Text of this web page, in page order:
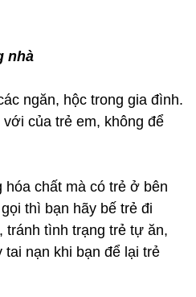
nhà
ngăn, hộc trong gia đình.
của trẻ em, không để
chất mà có trẻ ở bên
thì bạn hãy bế trẻ đi
tránh tình trạng trẻ tự ăn,
tai nạn khi bạn để lại trẻ